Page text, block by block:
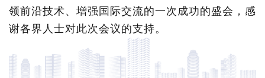
领前沿技术、增强国际交流的一次成功的盛会，感
谢各界人士对此次会议的支持。